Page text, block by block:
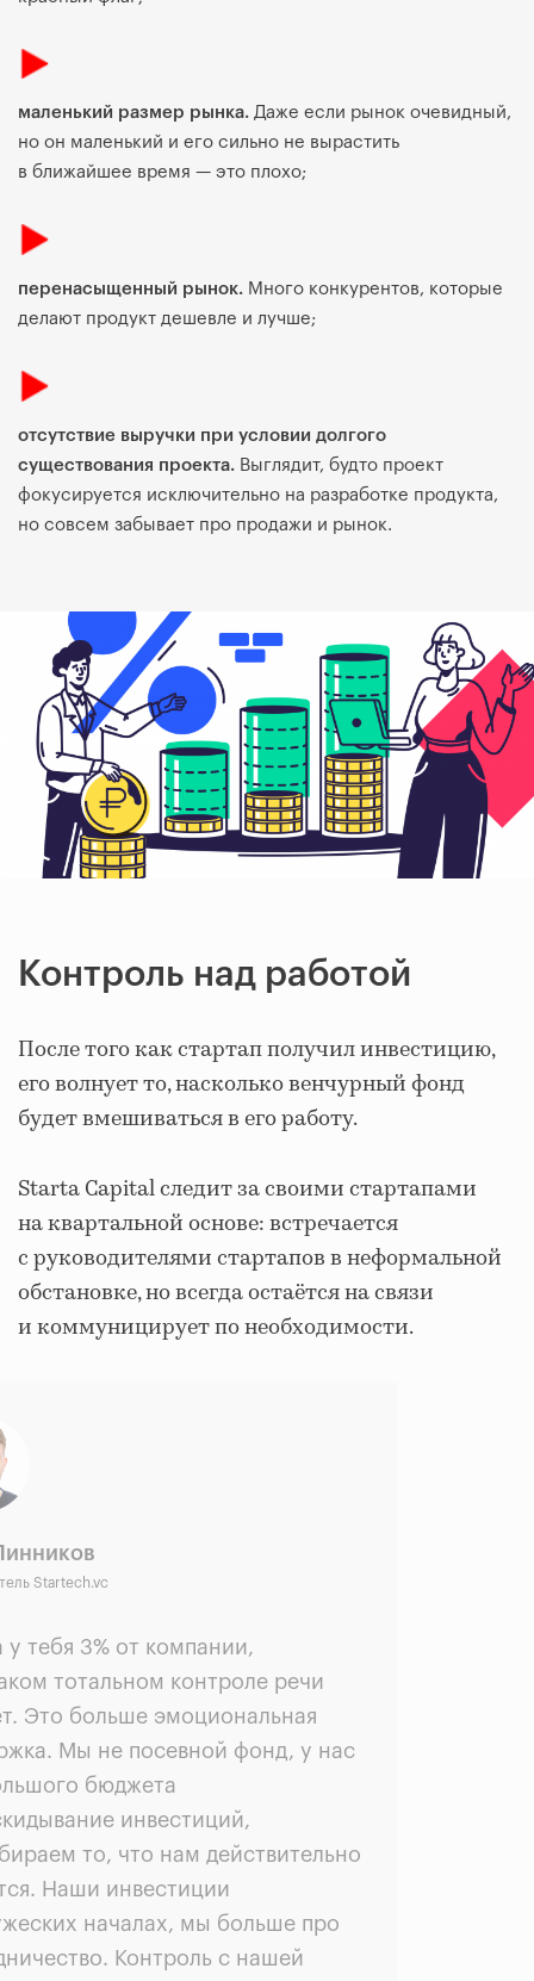
маленький размер рынка. Даже если рынок очевидный,
но он маленький и его сильно не вырастить
в ближайшее время — это плохо;
перенасыщенный рынок. Много конкурентов, которые
делают продукт дешевле и лучше;
отсутствие выручки при условии долгого
существования проекта. Выглядит, будто проект
фокусируется исключительно на разработке продукта,
но совсем забывает про продажи и рынок.
Контроль над работой
После того как стартап получил инвестицию,
его волнует то, насколько венчурный фонд
будет вмешиваться в его работу.
Starta Capital следит за своими стартапами
на квартальной основе: встречается
с руководителями стартапов в неформальной
обстановке, но всегда остаётся на связи
и коммуницирует по необходимости.
Startech.vc
у тебя 3% от компании,
тотальном контроле речи
Это больше эмоциональная
Мы не посевной фонд, у нас
бюджета
инвестиций,
то, что нам действительно
Наши инвестиции
началах, мы больше про
Контроль с нашей